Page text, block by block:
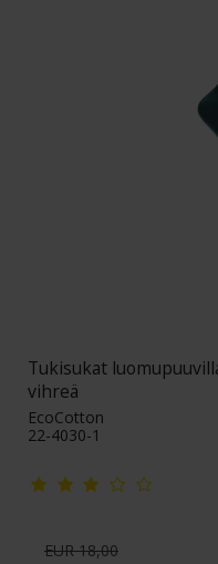
Tukisukat
vihreä
EcoCotton
22-4030-1
EUR 18,00